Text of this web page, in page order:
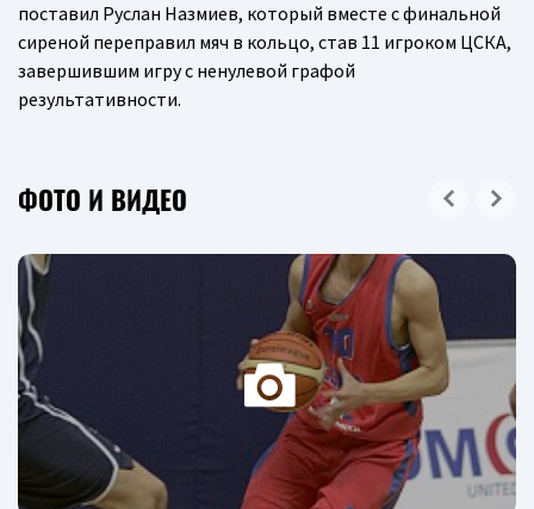
поставил Руслан Назмиев, который вместе с финальной
сиреной переправил мяч в кольцо, став 11 игроком ЦСКА,
завершившим игру с ненулевой графой
результативности.
ФОТО И ВИДЕО